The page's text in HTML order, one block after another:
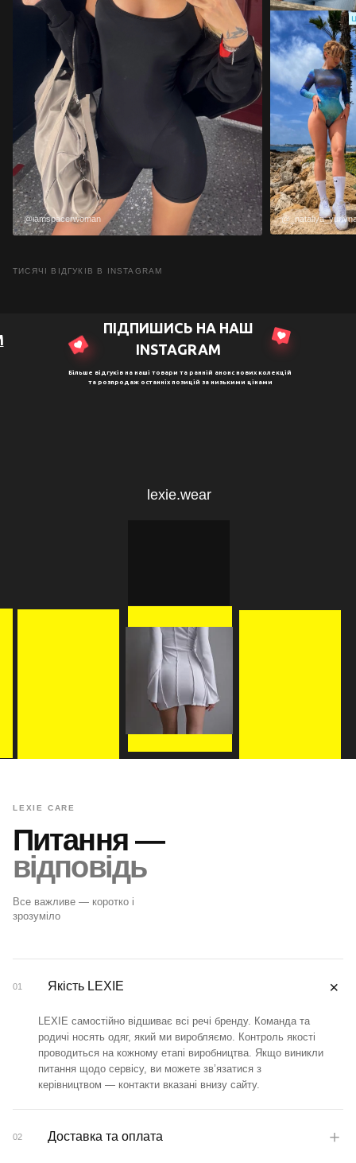
@iamspacerwoman
ТИСЯЧІ ВІДГУКІВ В INSTAGRAM
ПІДПИШИСЬ НА НАШ
ІNSTAGRAM
Більше відгуків на наші товари та ранній анонс нових колекцій
та розпродаж останніх позицій за низькими цінами
lexie.wear
LEXIE CARE
Питання —
відповідь
Все важливе — коротко і
зрозуміло
01 Якість LEXIE ＋
LEXIE самостійно відшиває всі речі бренду. Команда та
родичі носять одяг, який ми виробляємо. Контроль якості
проводиться на кожному етапі виробництва. Якщо виникли
питання щодо сервісу, ви можете зв’язатися з
керівництвом — контакти вказані внизу сайту.
02 Доставка та оплата ＋